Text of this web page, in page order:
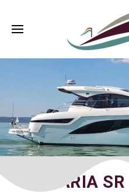
BAVARIA